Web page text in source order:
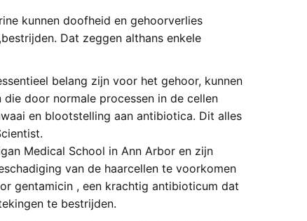
kunnen doofheid en gehoorverlies
Dat zeggen althans enkele
belang zijn voor het gehoor, kunnen
door normale processen in de cellen
en blootstelling aan antibiotica. Dit alles
Medical School in Ann Arbor en zijn
van de haarcellen te voorkomen
gentamicin , een krachtig antibioticum dat
te bestrijden.